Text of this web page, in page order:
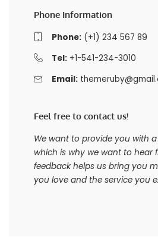
Phone Information
Phone:(+1) 234 567 89
Tel:+1-541-234-3010
Email:
Feel free to contact us!
We want to provide you with
which is why we want to hear
feedback helps us bring you
you love and the service you